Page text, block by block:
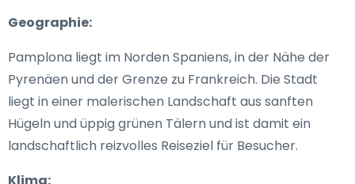
Geographie:
Pamplona liegt im Norden Spaniens, in der Nähe der
Pyrenäen und der Grenze zu Frankreich. Die Stadt
liegt in einer malerischen Landschaft aus sanften
Hügeln und üppig grünen Tälern und ist damit ein
landschaftlich reizvolles Reiseziel für Besucher.